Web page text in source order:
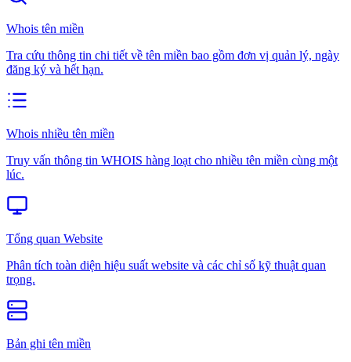
Whois tên miền
Tra cứu thông tin chi tiết về tên miền bao gồm đơn vị quản lý, ngày
đăng ký và hết hạn.
Whois nhiều tên miền
Truy vấn thông tin WHOIS hàng loạt cho nhiều tên miền cùng một
lúc.
Tổng quan Website
Phân tích toàn diện hiệu suất website và các chỉ số kỹ thuật quan
trọng.
Bản ghi tên miền